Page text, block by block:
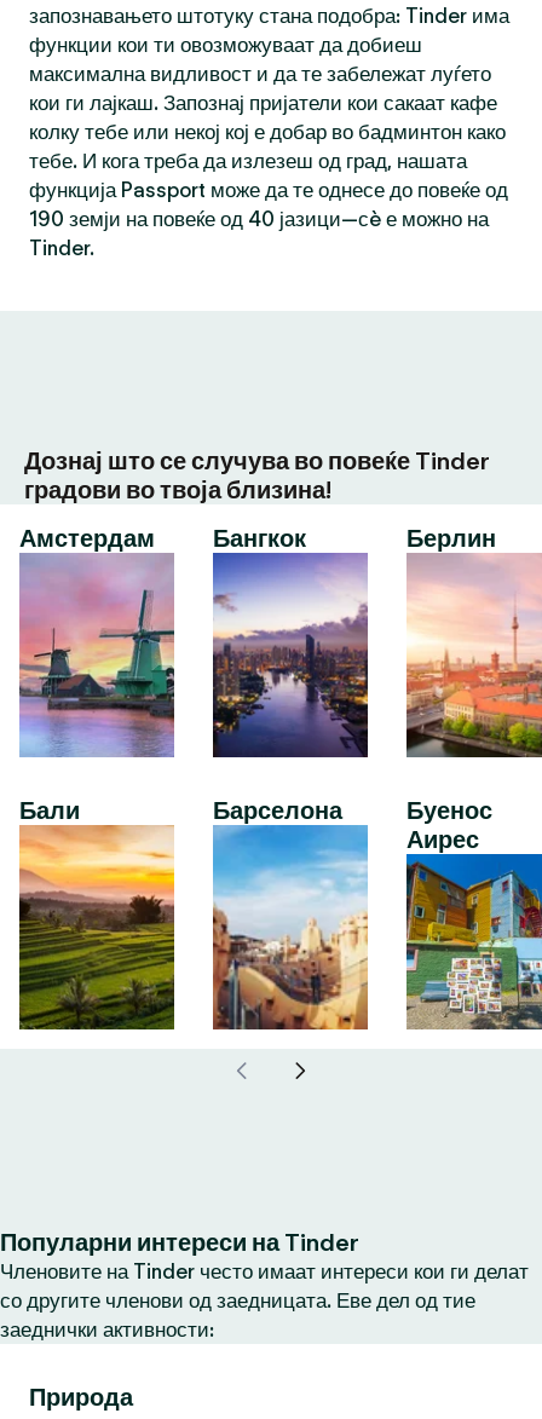
запознавањето штотуку стана подобра: Tinder има
функции кои ти овозможуваат да добиеш
максимална видливост и да те забележат луѓето
кои ги лајкаш. Запознај пријатели кои сакаат кафе
колку тебе или некој кој е добар во бадминтон како
тебе. И кога треба да излезеш од град, нашата
функција Passport може да те однесе до повеќе од
190 земји на повеќе од 40 јазици—сè е можно на
Tinder.
Дознај што се случува во повеќе Tinder
градови во твоја близина!
Амстердам
Бали
Бангкок
Барселона
Берлин
Буенос
Аирес
Популарни интереси на Tinder
Членовите на Tinder често имаат интереси кои ги делат
со другите членови од заедницата. Еве дел од тие
заеднички активности:
Природа